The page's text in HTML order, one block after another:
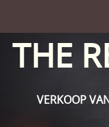
THE
VERKOOP